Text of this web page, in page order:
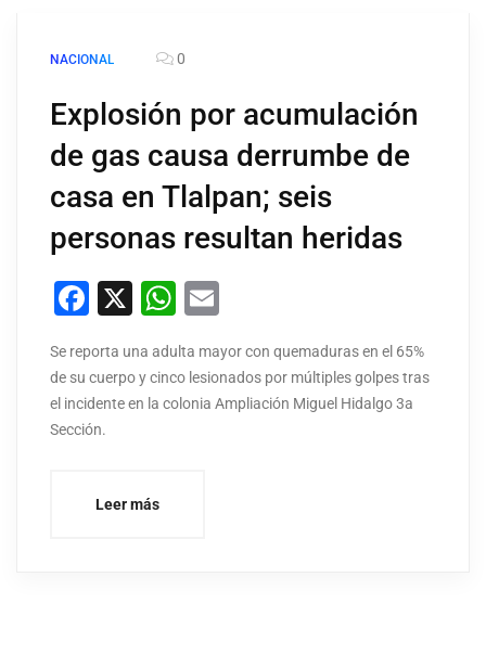
NACIONAL 0
Explosión por acumulación
de gas causa derrumbe de
casa en Tlalpan; seis
personas resultan heridas
Facebook
X WhatsApp
Se reporta una adulta mayor con quemaduras en el 65%
de su cuerpo y cinco lesionados por múltiples golpes tras
el incidente en la colonia Ampliación Miguel Hidalgo 3a
Sección.
Leer más